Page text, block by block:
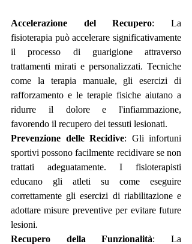
Accelerazione del Recupero: La
fisioterapia può accelerare significativamente
il processo di guarigione attraverso
trattamenti mirati e personalizzati. Tecniche
come la terapia manuale, gli esercizi di
rafforzamento e le terapie fisiche aiutano a
ridurre il dolore e l'infiammazione,
favorendo il recupero dei tessuti lesionati.
Prevenzione delle Recidive: Gli infortuni
sportivi possono facilmente recidivare se non
trattati adeguatamente. I fisioterapisti
educano gli atleti su come eseguire
correttamente gli esercizi di riabilitazione e
adottare misure preventive per evitare future
lesioni.
Recupero della Funzionalità: La